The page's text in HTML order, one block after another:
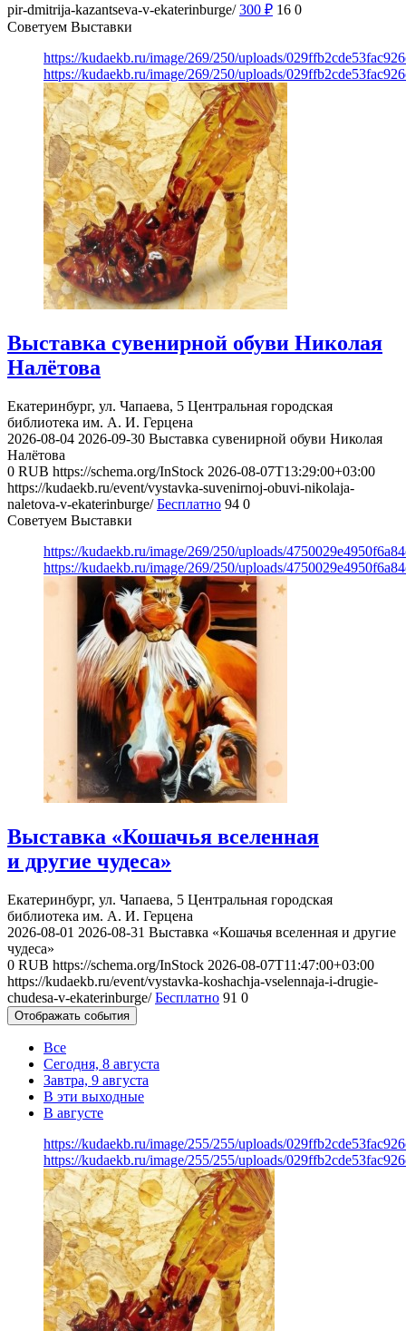
pir-dmitrija-kazantseva-v-ekaterinburge/ 300 ₽ 16 0
Советуем Выставки
https://kudaekb.ru/image/269/250/uploads/
https://kudaekb.ru/image/269/250/uploads/
Выставка сувенирной обуви Николая
Налётова
Екатеринбург, ул. Чапаева, 5 Центральная городская
библиотека им. А. И. Герцена
2026-08-04 2026-09-30 Выставка сувенирной обуви Николая
Налётова
0 RUB https://schema.org/InStock 2026-08-07T13:29:00+03:00
https://kudaekb.ru/event/vystavka-suvenirnoj-obuvi-nikolaja-
naletova-v-ekaterinburge/ Бесплатно 94 0
Советуем Выставки
https://kudaekb.ru/image/269/250/uploads/
https://kudaekb.ru/image/269/250/uploads/
Выставка «Кошачья вселенная
и другие чудеса»
Екатеринбург, ул. Чапаева, 5 Центральная городская
библиотека им. А. И. Герцена
2026-08-01 2026-08-31 Выставка «Кошачья вселенная и другие
чудеса»
0 RUB https://schema.org/InStock 2026-08-07T11:47:00+03:00
https://kudaekb.ru/event/vystavka-koshachja-vselennaja-i-drugie-
chudesa-v-ekaterinburge/ Бесплатно 91 0
Отображать события
Все
Сегодня, 8 августа
Завтра, 9 августа
В эти выходные
В августе
https://kudaekb.ru/image/255/255/uploads/
https://kudaekb.ru/image/255/255/uploads/